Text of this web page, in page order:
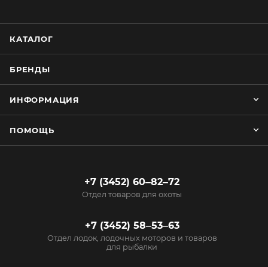
КАТАЛОГ
БРЕНДЫ
ИНФОРМАЦИЯ
ПОМОЩЬ
+7 (3452) 60‒82‒72
Отдел товаров для охоты
+7 (3452) 58‒53‒63
Отдел лодок, лодочных моторов и товаров
для рыбалки